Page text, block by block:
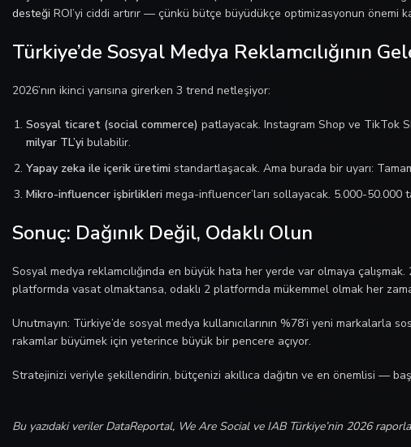
desteği ROI’yi ciddi artırır — çünkü bütçe büyüdükçe optimizasyonun önemi
Türkiye’de Sosyal Medya Reklamcılığının
2026’nın ikinci yarısına girerken 3 trend netleşiyor:
Sosyal ticaret (social commerce) patlayacak. Instagram Shop ve TikTok
milyar TL’yi bulabilir.
Yapay zeka ile içerik üretimi standartlaşacak. Ama burada bir uyarı:
Mikro-influencer işbirlikleri mega-influencer’ları sollayacak. 5.000-
Sonuç: Dağınık Değil, Odaklı Olun
Sosyal medya reklamcılığında en büyük hata her yerde var olmaya
platformda vasat olmaktansa, odaklı 2 platformda mükemmel olmak her
Unutmayın: Türkiye’de sosyal medya kullanıcılarının %78’i yeni
rakamlar büyümek için yeterince büyük bir pencere açıyor.
Stratejinizi veriyle şekillendirin, bütçenizi akıllıca dağıtın ve en önemlisi —
Bu yazıdaki veriler DataReportal, We Are Social ve IAB Türkiye’nin 2026